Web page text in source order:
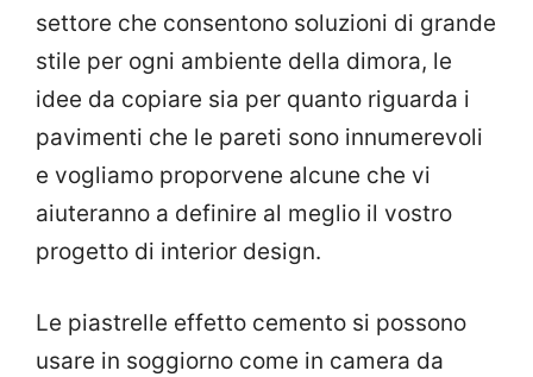
settore che consentono soluzioni di grande
stile per ogni ambiente della dimora, le
idee da copiare sia per quanto riguarda i
pavimenti che le pareti sono innumerevoli
e vogliamo proporvene alcune che vi
aiuteranno a definire al meglio il vostro
progetto di interior design.
Le piastrelle effetto cemento si possono
usare in soggiorno come in camera da